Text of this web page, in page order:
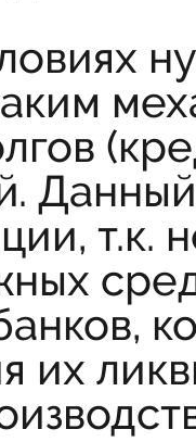
т.к.
их